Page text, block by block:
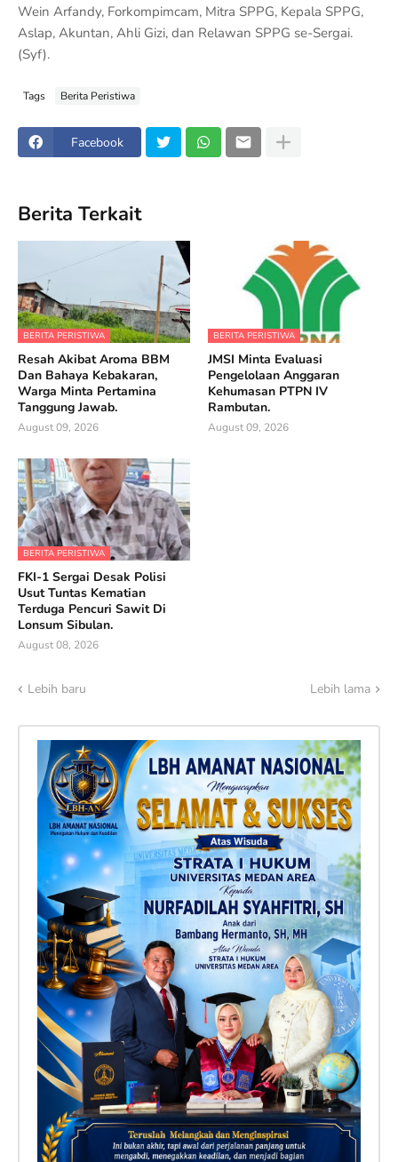
Wein Arfandy, Forkompimcam, Mitra SPPG, Kepala SPPG,
Aslap, Akuntan, Ahli Gizi, dan Relawan SPPG se-Sergai.
(Syf).
Tags Berita Peristiwa
Facebook
Berita Terkait
BERITA PERISTIWA
Resah Akibat Aroma BBM
Dan Bahaya Kebakaran,
Warga Minta Pertamina
Tanggung Jawab.
August 09, 2026
BERITA PERISTIWA
JMSI Minta Evaluasi
Pengelolaan Anggaran
Kehumasan PTPN IV
Rambutan.
August 09, 2026
BERITA PERISTIWA
FKI-1 Sergai Desak Polisi
Usut Tuntas Kematian
Terduga Pencuri Sawit Di
Lonsum Sibulan.
August 08, 2026
Lebih baru Lebih lama